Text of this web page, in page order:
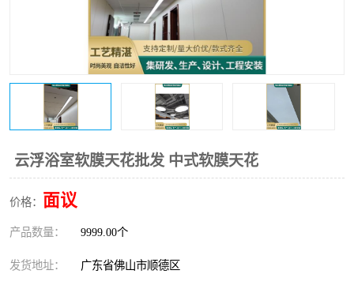
云浮浴室软膜天花批发 中式软膜天花
价格： 面议
产品数量： 9999.00个
发货地址： 广东省佛山市顺德区